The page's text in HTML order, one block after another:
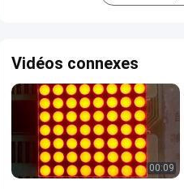
Vidéos connexes
00:09